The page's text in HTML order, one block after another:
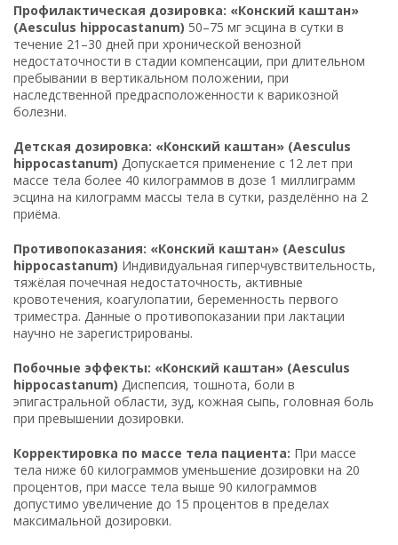
Профилактическая дозировка: «Конский каштан»
(Aesculus hippocastanum) 50–75 мг эсцина в сутки в
течение 21–30 дней при хронической венозной
недостаточности в стадии компенсации, при длительном
пребывании в вертикальном положении, при
наследственной предрасположенности к варикозной
болезни.
Детская дозировка: «Конский каштан» (Aesculus
hippocastanum) Допускается применение с 12 лет при
массе тела более 40 килограммов в дозе 1 миллиграмм
эсцина на килограмм массы тела в сутки, разделённо на 2
приёма.
Противопоказания: «Конский каштан» (Aesculus
hippocastanum) Индивидуальная гиперчувствительность,
тяжёлая почечная недостаточность, активные
кровотечения, коагулопатии, беременность первого
триместра. Данные о противопоказании при лактации
научно не зарегистрированы.
Побочные эффекты: «Конский каштан» (Aesculus
hippocastanum) Диспепсия, тошнота, боли в
эпигастральной области, зуд, кожная сыпь, головная боль
при превышении дозировки.
Корректировка по массе тела пациента: При массе
тела ниже 60 килограммов уменьшение дозировки на 20
процентов, при массе тела выше 90 килограммов
допустимо увеличение до 15 процентов в пределах
максимальной дозировки.